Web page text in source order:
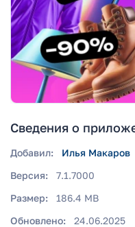
Сведения о
Добавил:
Илья Макаров
Версия:
7.1.7000
Размер:
186.4 MB
Обновлено:
24.06.2025